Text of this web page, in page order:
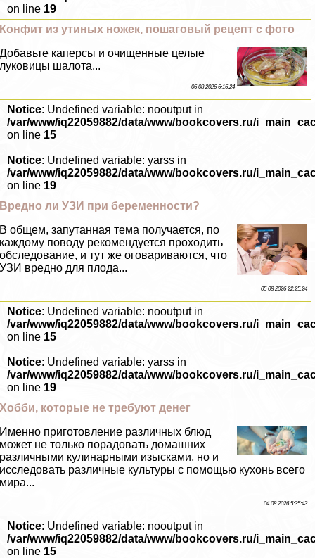
on line 19
Конфит из утиных ножек, пошаговый рецепт с фото
Добавьте каперсы и очищенные целые
луковицы шалота...
06 08 2026 6:16:24
Notice: Undefined variable: nooutput in
/var/www/iq22059882/data/www/bookcovers.ru/
on line 15
Notice: Undefined variable: yarss in
/var/www/iq22059882/data/www/bookcovers.ru/
on line 19
Вредно ли УЗИ при беременности?
В общем, запyтaнная тема получается, по
каждому поводу рекомендуется проходить
обследование, и тут же оговариваются, что
УЗИ вредно для плода...
05 08 2026 22:25:24
Notice: Undefined variable: nooutput in
/var/www/iq22059882/data/www/bookcovers.ru/
on line 15
Notice: Undefined variable: yarss in
/var/www/iq22059882/data/www/bookcovers.ru/
on line 19
Хобби, которые не требуют денег
Именно приготовление различных блюд
может не только порадовать домашних
различными кулинарными изысками, но и
исследовать различные культуры с помощью кухонь всего
мира...
04 08 2026 5:35:43
Notice: Undefined variable: nooutput in
/var/www/iq22059882/data/www/bookcovers.ru/
on line 15